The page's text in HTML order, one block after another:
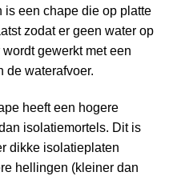
een chape die op platte
zodat er geen water op
gewerkt met een
de waterafvoer.
heeft een hogere
isolatiemortels. Dit is
dikke isolatieplaten
hellingen (kleiner dan